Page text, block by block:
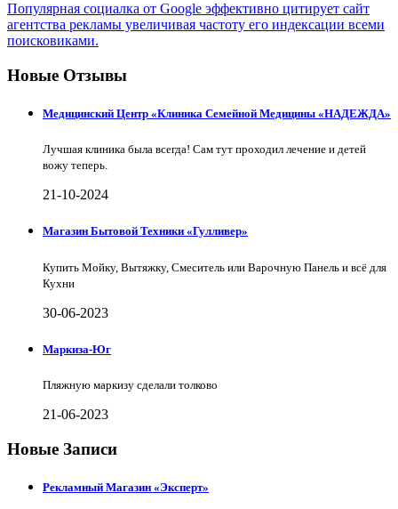
Популярная социалка от Google эффективно цитирует сайт
агентства рекламы увеличивая частоту его индексации всеми
поисковиками.
Новые Отзывы
Медицинский Центр «Клиника Семейной Медицины «НАДЕЖДА»
Лучшая клиника была всегда! Сам тут проходил лечение и детей
вожу теперь.
21-10-2024
Магазин Бытовой Техники «Гулливер»
Купить Мойку, Вытяжку, Смеситель или Варочную Панель и всё для
Кухни
30-06-2023
Маркиза-Юг
Пляжную маркизу сделали толково
21-06-2023
Новые Записи
Рекламный Магазин «Эксперт»